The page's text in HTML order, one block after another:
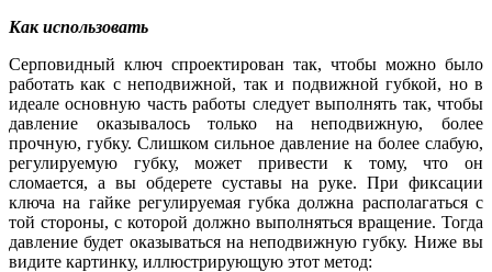
Как использовать
Серповидный ключ спроектирован так, чтобы можно было
работать как с неподвижной, так и подвижной губкой, но в
идеале основную часть работы следует выполнять так, чтобы
давление оказывалось только на неподвижную, более
прочную, губку. Слишком сильное давление на более слабую,
регулируемую губку, может привести к тому, что он
сломается, а вы обдерете суставы на руке. При фиксации
ключа на гайке регулируемая губка должна располагаться с
той стороны, с которой должно выполняться вращение. Тогда
давление будет оказываться на неподвижную губку. Ниже вы
видите картинку, иллюстрирующую этот метод: